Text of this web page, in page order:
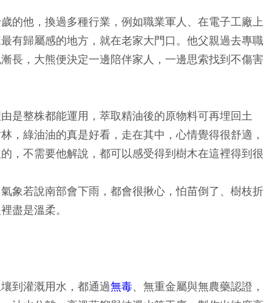
的他，換過多種行業，例如職業軍人、在電子工廠上
有歸屬感的地方，就在老家大門口。他父親過去專職
長，大熊便決定一邊陪伴家人，一邊思索找到不傷害
是整株都能運用，萃取精油後的原物料可再埋回土
，綠油油的真是好看，走在其中，心情覺得很舒適，
，不需要他解說，都可以感受得到樹木在這裡得到很
象若說南部會下雨，都會很揪心，怕苗倒了、樹枝折
盡是溫柔。
到灌溉用水，都通過無毒、無重金屬與無農藥認證，